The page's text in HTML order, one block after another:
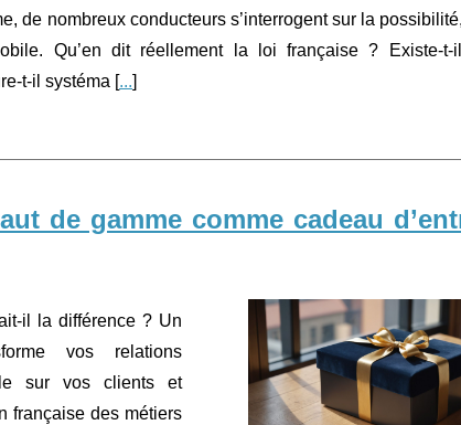
de nombreux conducteurs s’interrogent sur la
Qu’en dit réellement la loi française ? Existe-t-
t-il systéma [...]
de gamme comme cadeau
il la différence ? Un
vos relations
sur vos clients et
française des métiers